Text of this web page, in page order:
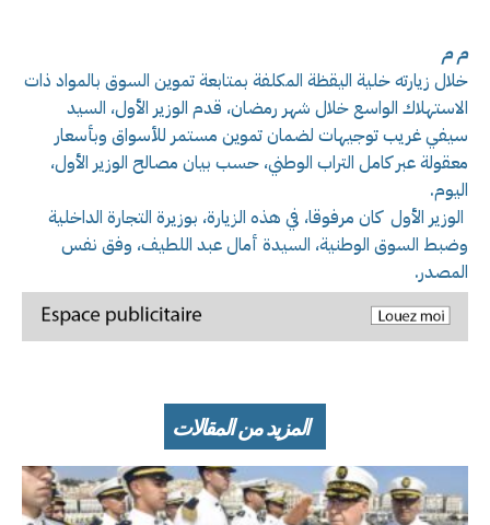
م م
خلال زيارته خلية اليقظة المكلفة بمتابعة تموين السوق بالمواد ذات
الاستهلاك الواسع خلال شهر رمضان، قدم الوزير الأول، السيد
سيفي غريب توجيهات لضمان تموين مستمر للأسواق وبأسعار
معقولة عبر كامل التراب الوطني، حسب بيان مصالح الوزير الأول،
اليوم.
الوزير الأول كان مرفوقا، في هذه الزيارة، بوزيرة التجارة الداخلية
وضبط السوق الوطنية، السيدة أمال عبد اللطيف، وفق نفس
المصدر.
المزيد من المقالات